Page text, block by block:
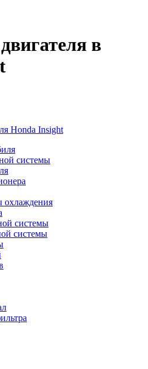
в
Honda Insight
системы
охлаждения
системы
системы